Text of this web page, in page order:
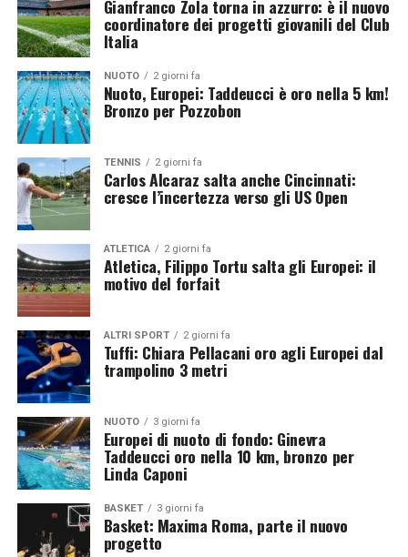
Una Nazionale costruita per puntare al
vertice
La spedizione italiana rappresenta uno dei gruppi più
completi del panorama europeo. La profondità della
rosa permetterà all’Italia di essere competitiva in
numerose specialità, dalle gare di velocità ai concorsi,
passando per il mezzofondo, la marcia e le staffette.
L’elevato numero di convocati testimonia l’ottimo stato
di salute del movimento azzurro, capace di valorizzare
una nuova generazione di atleti senza perdere il
contributo dei campioni già affermati.
Birmingham banco di prova verso i grandi
appuntamenti di atletica
Gli Europei di Birmingham rappresenteranno un
passaggio fondamentale della stagione internazionale.
offrirà indicazioni importanti sullo stato di forma dei
principali protagonisti in vista dei successivi impegni
Gianfranco Zola torna in azzurro: è il nuovo
coordinatore dei progetti giovanili del Club
Italia
NUOTO 2 giorni fa
Nuoto, Europei: Taddeucci è oro nella 5 km!
Bronzo per Pozzobon
TENNIS 2 giorni fa
Carlos Alcaraz salta anche Cincinnati:
cresce l’incertezza verso gli US Open
ATLETICA 2 giorni fa
Atletica, Filippo Tortu salta gli Europei: il
motivo del forfait
ALTRI SPORT 2 giorni fa
Tuffi: Chiara Pellacani oro agli Europei dal
trampolino 3 metri
NUOTO 3 giorni fa
Europei di nuoto di fondo: Ginevra
Taddeucci oro nella 10 km, bronzo per
Linda Caponi
BASKET 3 giorni fa
Basket: Maxima Roma, parte il nuovo
progetto